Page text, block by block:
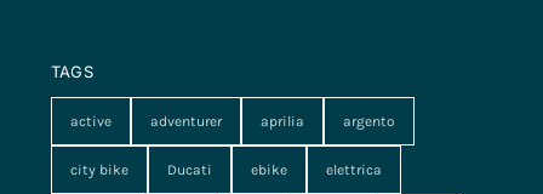
TAGS
active adventurer aprilia argento
city bike Ducati ebike elettrica